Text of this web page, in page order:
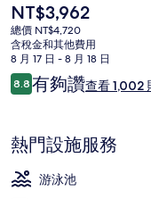
目
前
的
價
格
是
NT$3,962
總價 NT$4,720
含稅金和其他費用
8 月 17 日 - 8 月 18 日
評
論
8.88.8 分，滿分 10 分，
有夠讚查看 1,002
熱門設施服務
游泳池